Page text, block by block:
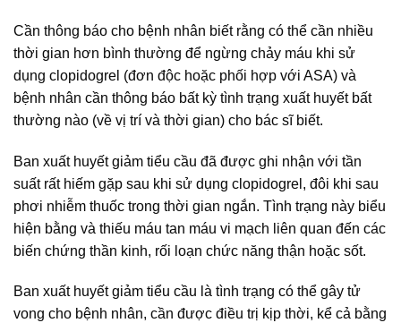
Cần thông báo cho bệnh nhân biết rằng có thể cần nhiều
thời gian hơn bình thường để ngừng chảy máu khi sử
dụng clopidogrel (đơn độc hoặc phối hợp với ASA) và
bệnh nhân cần thông báo bất kỳ tình trạng xuất huyết bất
thường nào (về vị trí và thời gian) cho bác sĩ biết.
Ban xuất huyết giảm tiểu cầu đã được ghi nhận với tần
suất rất hiếm gặp sau khi sử dụng clopidogrel, đôi khi sau
phơi nhiễm thuốc trong thời gian ngắn. Tình trạng này biểu
hiện bằng và thiếu máu tan máu vi mạch liên quan đến các
biến chứng thần kinh, rối loạn chức năng thận hoặc sốt.
Ban xuất huyết giảm tiểu cầu là tình trạng có thể gây tử
vong cho bệnh nhân, cần được điều trị kịp thời, kể cả bằng